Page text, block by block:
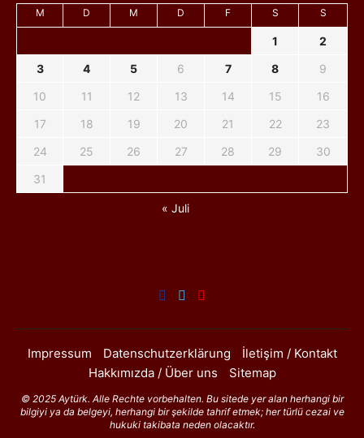
M D M D F S S
1
2
3
4 5 6 7 8
9
10
11 12 13 14 15
16
17
18 19 20 21 22
23
24
25 26 27 28 29
30
31
« Juli
Impressum Datenschutzerklärung
İletişim / Kontakt
Hakkımızda / Über uns
Sitemap
© 2025 Aytürk. Alle Rechte vorbehalten. Bu sitede yer alan herhangi bir
bilgiyi ya da belgeyi, herhangi bir şekilde tahrif etmek; her türlü cezai ve
hukuki takibata neden olacaktır.